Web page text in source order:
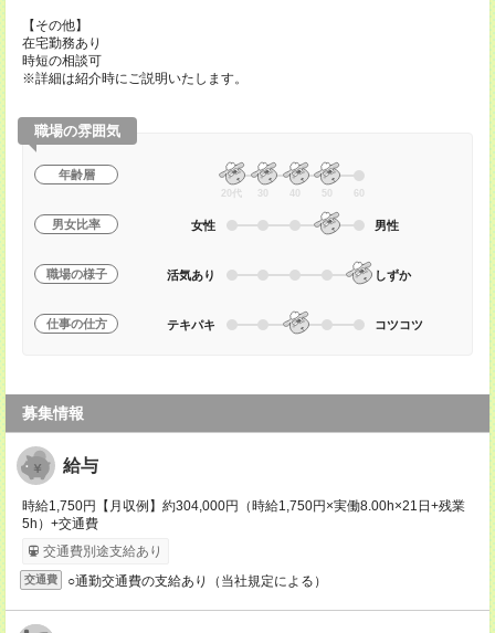
【その他】
在宅勤務あり
時短の相談可
※詳細は紹介時にご説明いたします。
職場の雰囲気
年齢層
20代 30 40 50 60
男女比率 女性 男性
職場の様子 活気あり しずか
仕事の仕方 テキパキ コツコツ
募集情報
給与
時給1,750円【月収例】約304,000円（時給1,750円×実働8.00h×21日+残業
5h）+交通費
交通費別途支給あり
交通費 ○通勤交通費の支給あり（当社規定による）